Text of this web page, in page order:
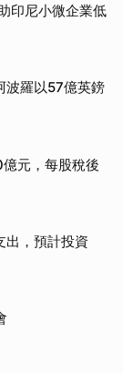
印尼小微企業低
波羅以57億英鎊
元，每股稅後
出，預計投資